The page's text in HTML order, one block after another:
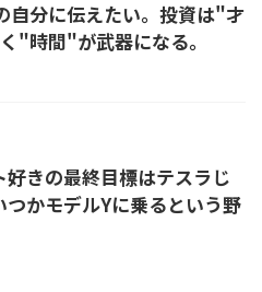
自分に伝えたい。投資は"才
"時間"が武器になる。
好きの最終目標はテスラじ
つかモデルYに乗るという野